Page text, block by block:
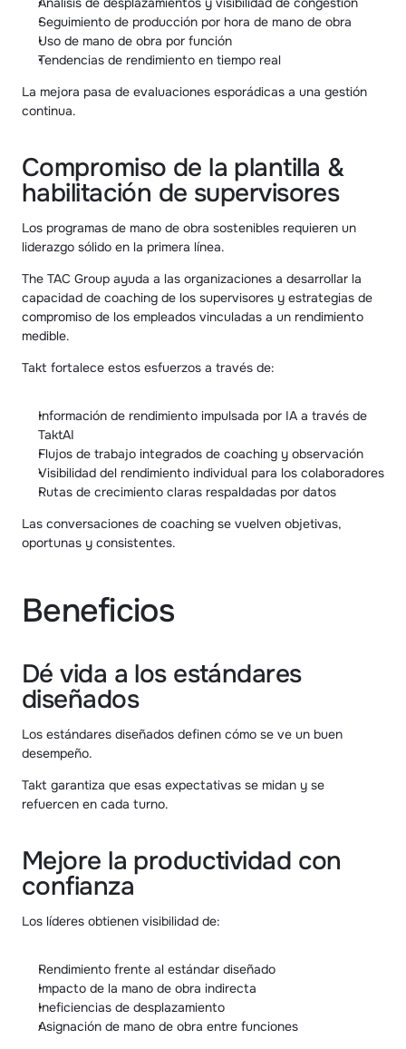
Seguimiento de producción por hora de mano de obra
Uso de mano de obra por función
Tendencias de rendimiento en tiempo real
La mejora pasa de evaluaciones esporádicas a una gestión
continua.
Compromiso de la plantilla &
habilitación de supervisores
Los programas de mano de obra sostenibles requieren un
liderazgo sólido en la primera línea.
The TAC Group ayuda a las organizaciones a desarrollar la
capacidad de coaching de los supervisores y estrategias de
compromiso de los empleados vinculadas a un rendimiento
medible.
Takt fortalece estos esfuerzos a través de:
Información de rendimiento impulsada por IA a través de
TaktAI
Flujos de trabajo integrados de coaching y observación
Visibilidad del rendimiento individual para los colaboradores
Rutas de crecimiento claras respaldadas por datos
Las conversaciones de coaching se vuelven objetivas,
oportunas y consistentes.
Beneficios
Dé vida a los estándares
diseñados
Los estándares diseñados definen cómo se ve un buen
desempeño.
Takt garantiza que esas expectativas se midan y se
refuercen en cada turno.
Mejore la productividad con
confianza
Los líderes obtienen visibilidad de:
Rendimiento frente al estándar diseñado
Impacto de la mano de obra indirecta
Ineficiencias de desplazamiento
Asignación de mano de obra entre funciones